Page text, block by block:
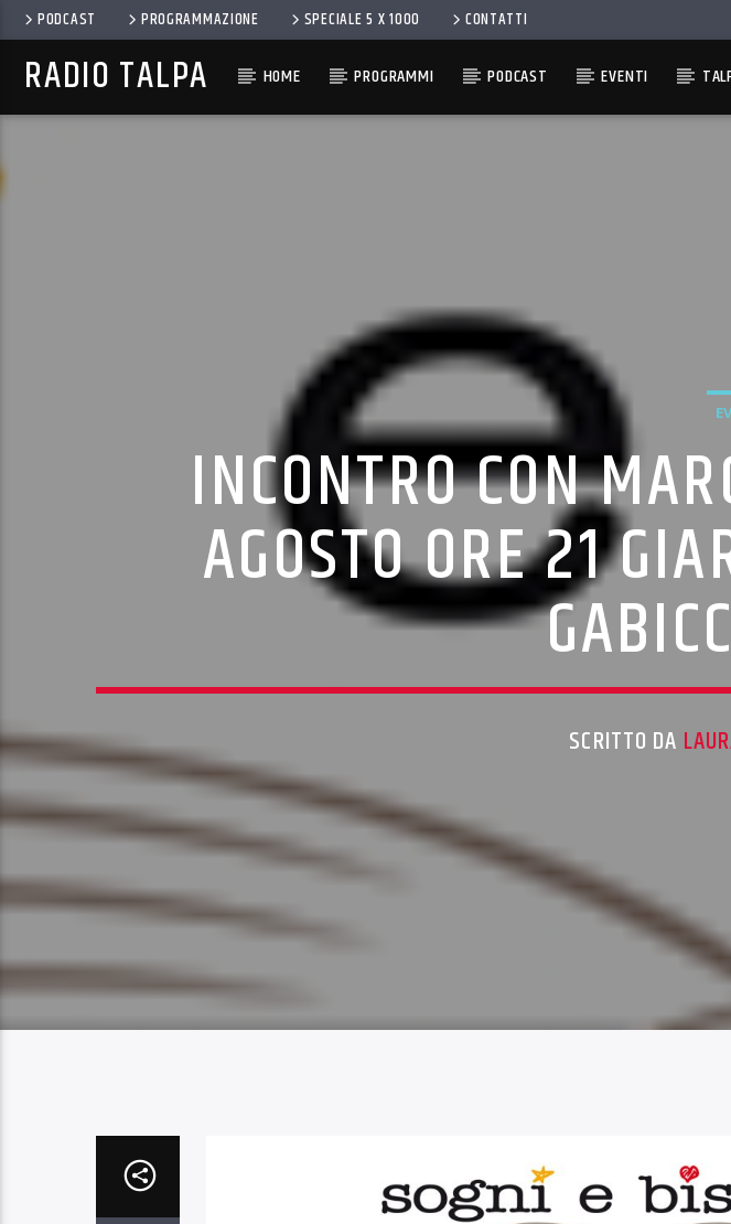
PODCAST PROGRAMMAZIONE SPECIALE 5 X 1000 CONTATTI
RADIO TALPA HOME PROGRAMMI PODCAST EVENTI
INCONTRO CON
AGOSTO ORE 21
SCRITTO DA